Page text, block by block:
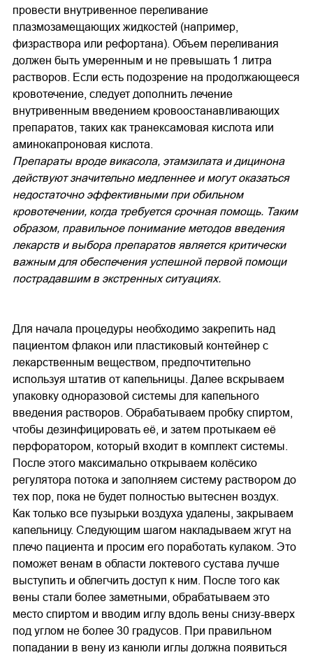
провести внутривенное переливание
плазмозамещающих жидкостей (например,
физраствора или рефортана). Объем переливания
должен быть умеренным и не превышать 1 литра
растворов. Если есть подозрение на продолжающееся
кровотечение, следует дополнить лечение
внутривенным введением кровоостанавливающих
препаратов, таких как транексамовая кислота или
аминокапроновая кислота.
Препараты вроде викасола, этамзилата и дицинона
действуют значительно медленнее и могут оказаться
недостаточно эффективными при обильном
кровотечении, когда требуется срочная помощь. Таким
образом, правильное понимание методов введения
лекарств и выбора препаратов является критически
важным для обеспечения успешной первой помощи
пострадавшим в экстренных ситуациях.
Для начала процедуры необходимо закрепить над
пациентом флакон или пластиковый контейнер с
лекарственным веществом, предпочтительно
используя штатив от капельницы. Далее вскрываем
упаковку одноразовой системы для капельного
введения растворов. Обрабатываем пробку спиртом,
чтобы дезинфицировать её, и затем протыкаем её
перфоратором, который входит в комплект системы.
После этого максимально открываем колёсико
регулятора потока и заполняем систему раствором до
тех пор, пока не будет полностью вытеснен воздух.
Как только все пузырьки воздуха удалены, закрываем
капельницу. Следующим шагом накладываем жгут на
плечо пациента и просим его поработать кулаком. Это
поможет венам в области локтевого сустава лучше
выступить и облегчить доступ к ним. После того как
вены стали более заметными, обрабатываем это
место спиртом и вводим иглу вдоль вены снизу-вверх
под углом не более 30 градусов. При правильном
попадании в вену из канюли иглы должна появиться